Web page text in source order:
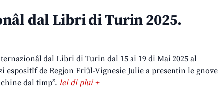
dal Libri di Turin 2025.
dal Libri di Turin dal 15 ai 19 di Mai 2025 al
espositîf de Regjon Friûl-Vignesie Julie a presentin le gnove
dal timp”. lei di plui +